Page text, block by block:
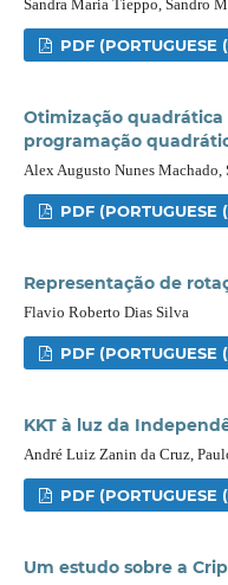
Sandra Maria Tieppo, Sandro
PDF (PORTUGUESE
Otimização
programação
Alex Augusto Nunes
PDF (PORTUGUESE
Representação de
Flavio Roberto Dias Silva
PDF (PORTUGUESE
KKT à luz da
André Luiz Zanin da Cruz,
PDF (PORTUGUESE
Um estudo sobre a